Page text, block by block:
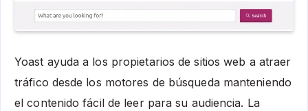
Yoast ayuda a los propietarios de sitios web a atraer
tráfico desde los motores de búsqueda manteniendo
el contenido fácil de leer para su audiencia. La